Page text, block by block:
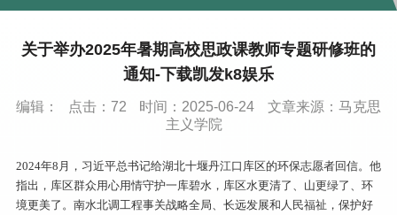
关于举办2025年暑期高校思政课教师专题研修班的
通知-下载凯发k8娱乐
编辑： 点击： 72 时间：2025-06-24
文章来源：马克思
主义学院
2024年8月，习近平总书记给湖北十堰丹江口库区的环保志愿者回信。他
指出，库区群众用心用情守护一库碧水，库区水更清了、山更绿了、环
境更美了。南水北调工程事关战略全局、长远发展和人民福祉，保护好